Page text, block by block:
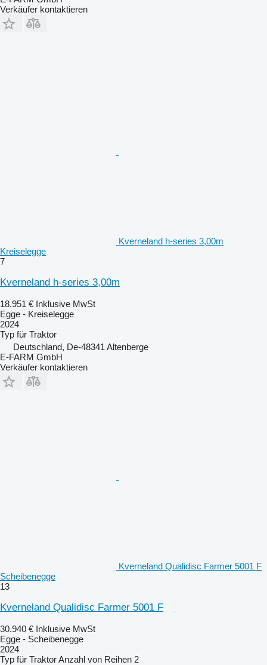
Verkäufer kontaktieren
Kverneland h-series 3,00m
Kreiselegge
7
Kverneland h-series 3,00m
18.951 € Inklusive MwSt
Egge - Kreiselegge
2024
Typ für Traktor
Deutschland, De-48341 Altenberge
E-FARM GmbH
Verkäufer kontaktieren
Kverneland Qualidisc Farmer 5001 F
Scheibenegge
13
Kverneland Qualidisc Farmer 5001 F
30.940 € Inklusive MwSt
Egge - Scheibenegge
2024
Typ für TraktorAnzahl von Reihen 2